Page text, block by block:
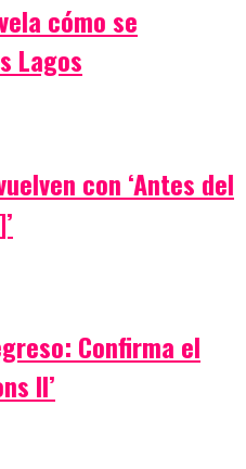
cómo se
Lagos
con ‘Antes del
Confirma el
II’